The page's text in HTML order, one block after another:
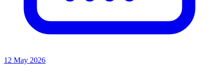
12 May 2026